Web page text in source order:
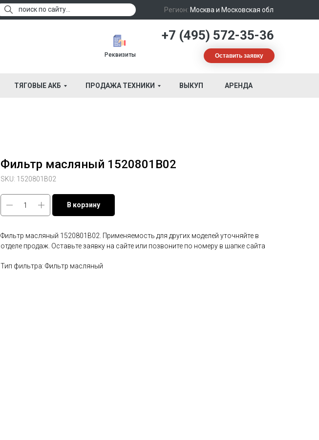
Регион: Москва и Московская обл
+7 (495) 572-35-36
Оставить заявку
Реквизиты
поиск по сайту...
ТЯГОВЫЕ АКБ ПРОДАЖА ТЕХНИКИ ВЫКУП АРЕНДА
Фильтр масляный 1520801B02
SKU: 1520801B02
В корзину
Фильтр масляный 1520801B02. Применяемость для других моделей уточняйте в
отделе продаж. Оставьте заявку на сайте или позвоните по номеру в шапке сайта
Тип фильтра: Фильтр масляный